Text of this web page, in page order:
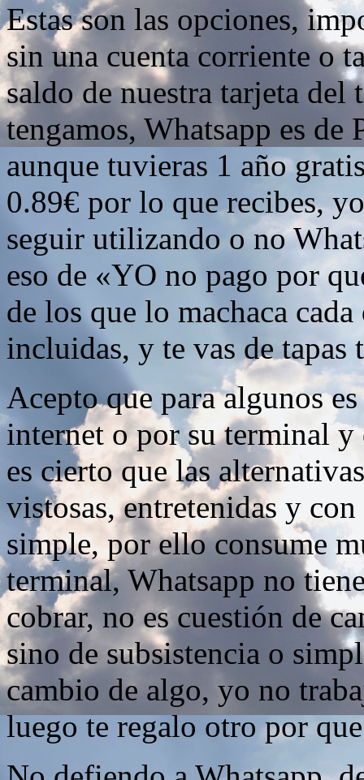
Estas son las opciones,
sin una cuenta corriente o
saldo de nuestra tarjeta
tengamos, Whatsapp es
aunque tuvieras 1 año
0.89€ por lo que recibes,
seguir utilizando o no
eso de «YO no pago por
de los que lo machaca
incluidas, y te vas de tapas
Acepto que para algunos
internet o por su terminal y
es cierto que las
vistosas, entretenidas y
simple, por ello consume
terminal, Whatsapp no
cobrar, no es cuestión de
sino de subsistencia o
cambio de algo, yo no
luego te regalo otro por